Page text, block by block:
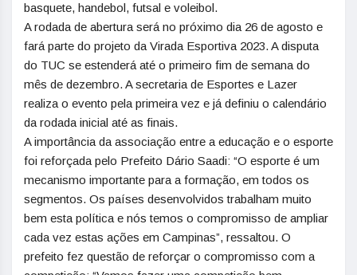
basquete, handebol, futsal e voleibol.
A rodada de abertura será no próximo dia 26 de agosto e
fará parte do projeto da Virada Esportiva 2023. A disputa
do TUC se estenderá até o primeiro fim de semana do
mês de dezembro. A secretaria de Esportes e Lazer
realiza o evento pela primeira vez e já definiu o calendário
da rodada inicial até as finais.
A importância da associação entre a educação e o esporte
foi reforçada pelo Prefeito Dário Saadi: “O esporte é um
mecanismo importante para a formação, em todos os
segmentos. Os países desenvolvidos trabalham muito
bem esta política e nós temos o compromisso de ampliar
cada vez estas ações em Campinas”, ressaltou. O
prefeito fez questão de reforçar o compromisso com a